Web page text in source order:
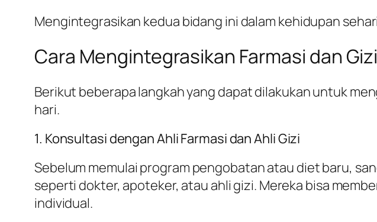
Mengintegrasikan kedua bidang ini dalam kehidupan
Cara Mengintegrasikan Farmasi dan
Berikut beberapa langkah yang dapat dilakukan untuk
hari.
1. Konsultasi dengan Ahli Farmasi dan Ahli Gizi
Sebelum memulai program pengobatan atau diet baru,
seperti dokter, apoteker, atau ahli gizi. Mereka bisa
individual.